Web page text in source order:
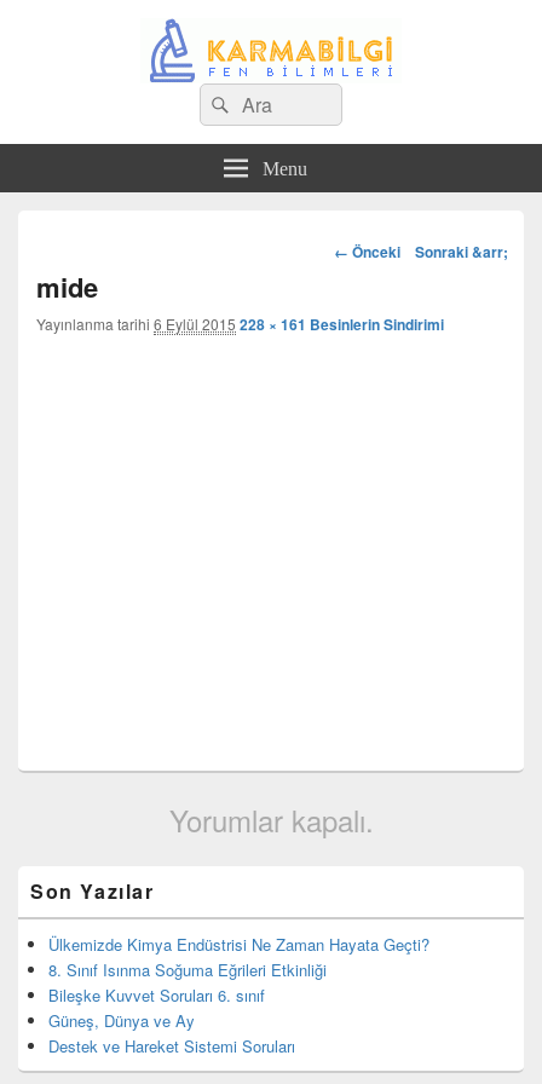
Search
for:
Ara
Menu
Görsel
← Önceki Sonraki &arr;
mide
Yayınlanma tarihi 6 Eylül 2015 228 × 161 Besinlerin Sindirimi
Yorumlar kapalı.
yan
bar
eklenti
bölgesi
Son Yazılar
Ülkemizde Kimya Endüstrisi Ne Zaman Hayata Geçti?
8. Sınıf Isınma Soğuma Eğrileri Etkinliği
Bileşke Kuvvet Soruları 6. sınıf
Güneş, Dünya ve Ay
Destek ve Hareket Sistemi Soruları